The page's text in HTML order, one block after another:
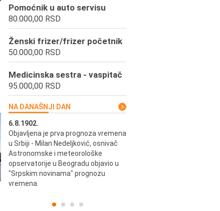
Pomoćnik u auto servisu
80.000,00 RSD
Ženski frizer/frizer početnik
50.000,00 RSD
Medicinska sestra - vaspitač
95.000,00 RSD
NA DANAŠNJI DAN
6.8.1902.
Objavljena je prva prognoza vremena
u Srbiji - Milan Nedeljković, osnivač
Astronomske i meteorološke
opservatorije u Beogradu objavio u
"Srpskim novinama" prognozu
vremena.